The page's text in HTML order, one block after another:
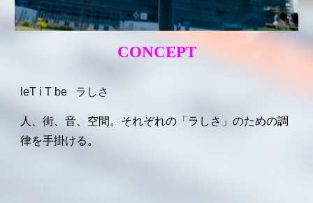
CONCEPT
leT i T be ラしさ
人、街、音、空間。それぞれの「 ラ しさ」のための調
律を手掛ける。